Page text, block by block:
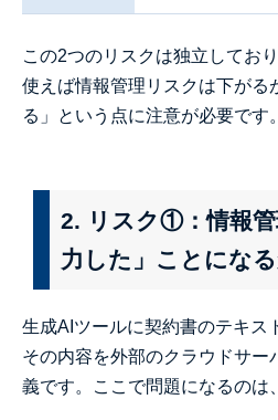
この2つのリスクは独立してお
使えば情報管理リスクは下がる
る」という点に注意が必要です。
2. リスク①：情報
力した」ことにな
生成AIツールに契約書のテキス
その内容を外部のクラウドサー
義です。ここで問題になるのは